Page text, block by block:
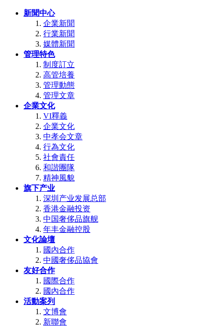
新聞中心
企業新聞
行業新聞
媒體新聞
管理特色
制度訂立
高管培養
管理動態
管理文章
企業文化
VI釋義
企業文化
中孝会文章
行為文化
社會責任
和諧團隊
精神風貌
旗下产业
深圳产业发展总部
香港金融投资
中国奢侈品旗舰
年丰金融控股
文化論壇
國內合作
中國奢侈品協會
友好合作
國際合作
國內合作
活動案列
文博會
新聯會